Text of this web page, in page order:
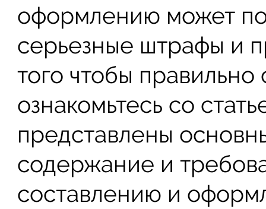
оформлению может
серьезные штрафы и
того чтобы
ознакомьтесь со
представлены
содержание и
составлению и